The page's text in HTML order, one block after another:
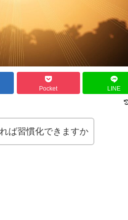
Pocket LINE
ば習慣化できますか